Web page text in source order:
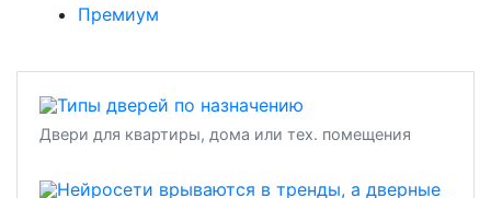
Премиум
Двери для квартиры, дома или тех. помещения